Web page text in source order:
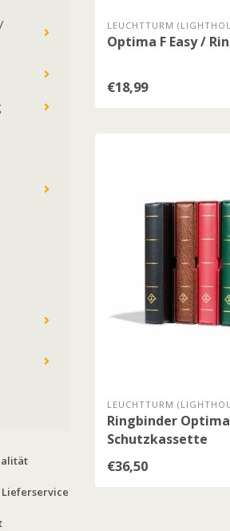
LEUCHTTURM
Optima F Easy /
€18,99
LEUCHTTURM
Ringbinder
Schutzkassette
€36,50